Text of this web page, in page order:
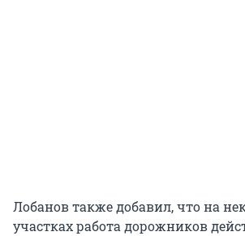
Лобанов также добавил, что на
участках работа дорожников